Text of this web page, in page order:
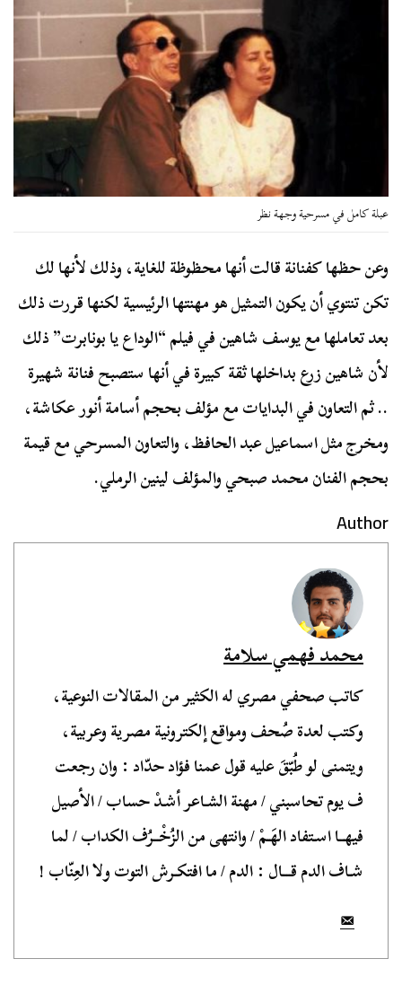
عبلة كامل في مسرحية وجهة نظر
وعن حظها كفنانة قالت أنها محظوظة للغاية، وذلك لأنها لك
تكن تنتوي أن يكون التمثيل هو مهنتها الرئيسية لكنها قررت ذلك
بعد تعاملها مع يوسف شاهين في فيلم “الوداع يا بونابرت” ذلك
لأن شاهين زرع بداخلها ثقة كبيرة في أنها ستصبح فنانة شهيرة
.. ثم التعاون في البدايات مع مؤلف بحجم أسامة أنور عكاشة،
ومخرج مثل اسماعيل عبد الحافظ، والتعاون المسرحي مع قيمة
بحجم الفنان محمد صبحي والمؤلف لينين الرملي.
Author
محمد فهمي سلامة
كاتب صحفي مصري له الكثير من المقالات النوعية،
وكتب لعدة صُحف ومواقع إلكترونية مصرية وعربية،
ويتمنى لو طُبّقَ عليه قول عمنا فؤاد حدّاد : وان رجعت
ف يوم تحاسبني / مهنة الشـاعر أشـدْ حساب / الأصيل
فيهــا اسـتفاد الهَـمْ / وانتهى من الزُخْــرُف الكداب / لما
شـاف الدم قـــال : الدم / ما افتكـرش التوت ولا العِنّاب !